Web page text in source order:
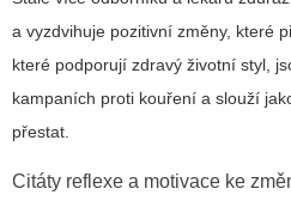
a vyzdvihuje pozitivní změny, které
které podporují zdravý životní styl,
kampaních proti kouření a slouží
přestat.
Citáty reflexe a motivace ke